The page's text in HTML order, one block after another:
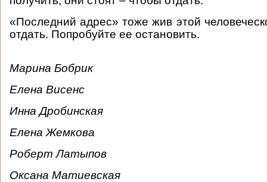
«Последний адрес» тоже жив этой
отдать. Попробуйте ее остановить.
Марина Бобрик
Елена Висенс
Инна Дробинская
Елена Жемкова
Роберт Латыпов
Оксана Матиевская